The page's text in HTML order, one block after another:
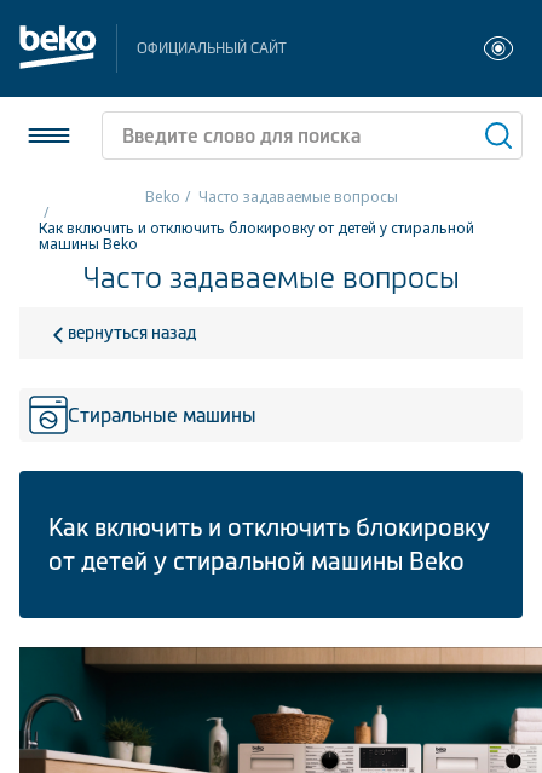
ОФИЦИАЛЬНЫЙ САЙТ
Холодильники и морозильники
Стиральные и сушильные машины
Посудомоечные машины
Климатическая техника
Beko
Часто задаваемые вопросы
Как включить и отключить блокировку от детей у стиральной
машины Beko
Часто задаваемые вопросы
вернуться назад
Стиральные машины
Как включить и отключить блокировку
от детей у стиральной машины Beko